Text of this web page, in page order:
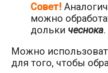
Совет!
можно
дольки чеснока.
Можно
для того, чтобы